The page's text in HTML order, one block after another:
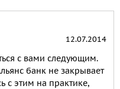
12.07.2014
с вами следующим.
банк не закрывает
с этим на практике,